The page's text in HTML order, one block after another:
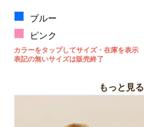
ブルー
ピンク
カラーをタップしてサイズ・在庫を表示
表記の無いサイズは販売終了
もっと見る